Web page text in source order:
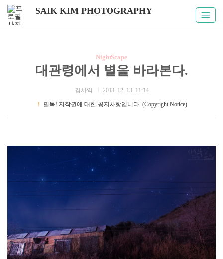
SAIK KIM PHOTOGRAPHY
NightScape
대관령에서 별을 바라본다.
김사익
2013. 12. 13. 11:14
！
필독! 저작권에 대한 공지사항입니다. (Copyright Notice)